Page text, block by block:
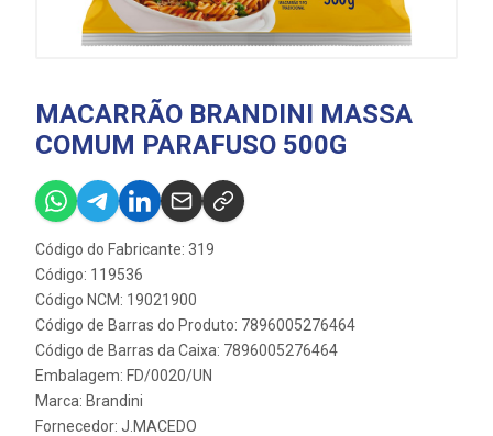
MACARRÃO BRANDINI MASSA
COMUM PARAFUSO 500G
Código do Fabricante: 319
Código: 119536
Código NCM: 19021900
Código de Barras do Produto: 7896005276464
Código de Barras da Caixa: 7896005276464
Embalagem: FD/0020/UN
Marca: Brandini
Fornecedor: J.MACEDO